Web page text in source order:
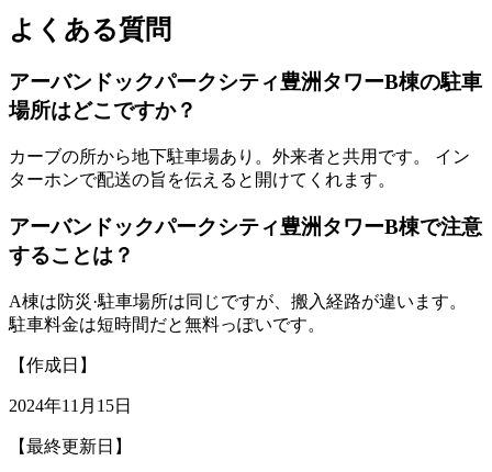
よくある質問
アーバンドックパークシティ豊洲タワーB棟の駐車
場所はどこですか？
カーブの所から地下駐車場あり。外来者と共用です。 イン
ターホンで配送の旨を伝えると開けてくれます。
アーバンドックパークシティ豊洲タワーB棟で注意
することは？
A棟は防災·駐車場所は同じですが、搬入経路が違います。
駐車料金は短時間だと無料っぽいです。
【作成日】
2024年11月15日
【最終更新日】